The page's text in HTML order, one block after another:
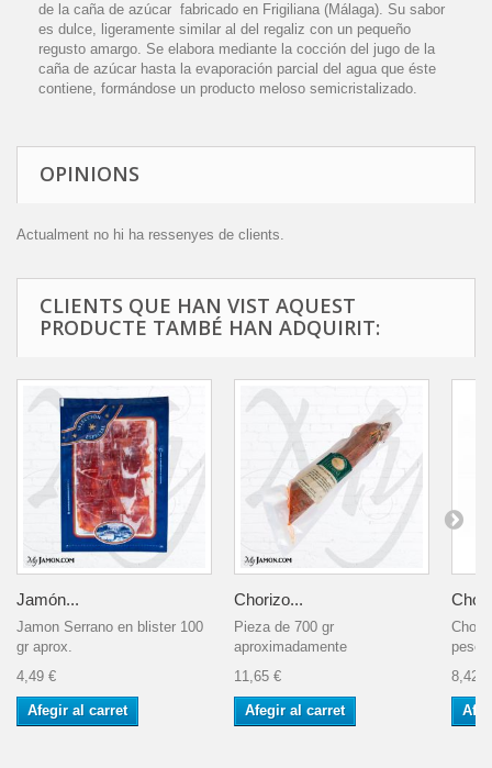
de la caña de azúcar fabricado en Frigiliana (Málaga). Su sabor
es dulce, ligeramente similar al del regaliz con un pequeño
regusto amargo. Se elabora mediante la cocción del jugo de la
caña de azúcar hasta la evaporación parcial del agua que éste
contiene, formándose un producto meloso semicristalizado.
OPINIONS
Actualment no hi ha ressenyes de clients.
CLIENTS QUE HAN VIST AQUEST
PRODUCTE TAMBÉ HAN ADQUIRIT:
Jamón...
Jamon Serrano en blister 100
gr aprox.
4,49 €
Afegir al carret
Chorizo...
Pieza de 700 gr
aproximadamente
11,65 €
Afegir al carret
peso
8,42 €